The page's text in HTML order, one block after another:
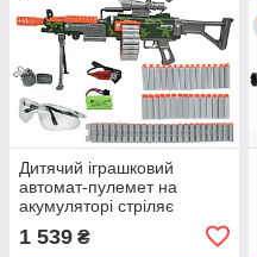
Дитячий іграшковий
автомат-пулемет на
акумуляторі стріляє
1 539 ₴